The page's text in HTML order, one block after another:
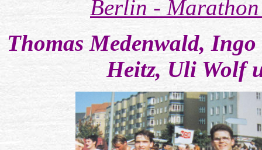
Berlin - Marathon
Thomas Medenwald,
Heitz, Uli Wolf